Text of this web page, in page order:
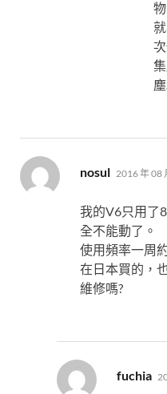
nosul 表
示:
2016 年 08
我的V6只用了
全不能動了。
使用頻率一周
在日本買的，
維修嗎?
fuchia 表
示: